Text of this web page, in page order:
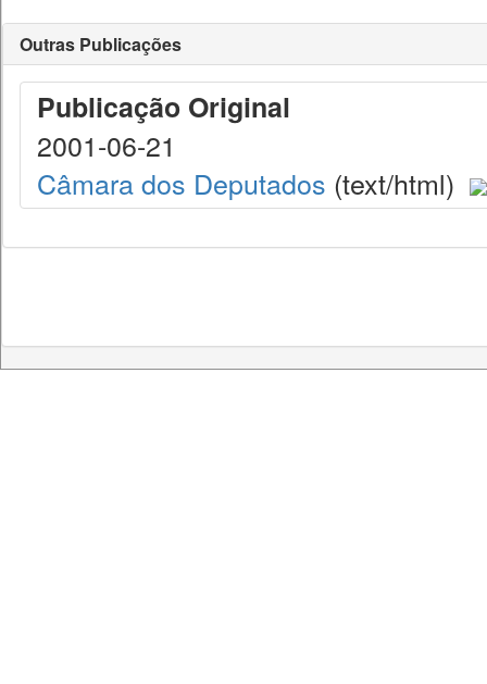
Outras Publicações
Publicação Original
2001-06-21
Câmara dos Deputados (text/html)